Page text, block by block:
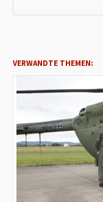
VERWANDTE THEMEN: